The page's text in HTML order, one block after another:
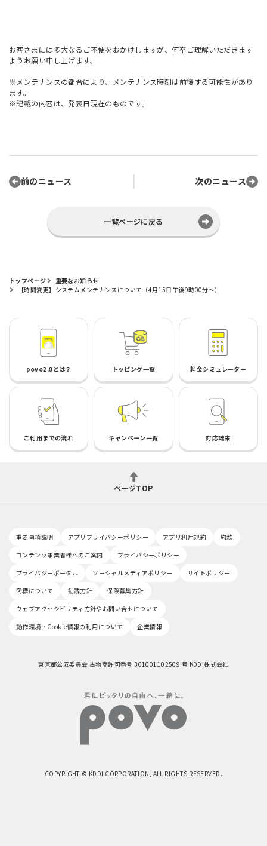
お客さまには多大なるご不便をおかけしますが、何卒ご理解いただきます
ようお願い申し上げます。
※メンテナンスの都合により、メンテナンス時刻は前後する可能性があり
ます。
※記載の内容は、発表日現在のものです。
前のニュース 次のニュース
一覧ページに戻る
トップページ
重要なお知らせ
【時間変更】システムメンテナンスについて（4月15日午後9時00分～）
povo2.0とは？ トッピング一覧 料金シミュレーター
ご利用までの流れ キャンペーン一覧 対応端末
ページTOP
重要事項説明 アプリプライバシーポリシー アプリ利用規約
約款
コンテンツ事業者様へのご案内
プライバシーポリシー
プライバシーポータル
ソーシャルメディアポリシー
サイトポリシー
商標について
勧誘方針
保険募集方針
ウェブアクセシビリティ方針やお問い合せについて
動作環境・Cookie情報の利用について
企業情報
東京都公安委員会 古物商許可番号 301001102509 号 KDDI株式会社
COPYRIGHT © KDDI CORPORATION, ALL RIGHTS RESERVED.